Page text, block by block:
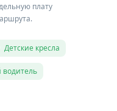
плату
Детские кресла
водитель